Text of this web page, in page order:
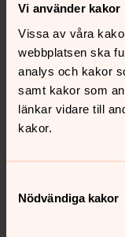
Vi använder kakor
Vissa av våra
webbplatsen ska
analys och kakor
samt kakor som
länkar vidare till
kakor.
Nödvändiga kakor